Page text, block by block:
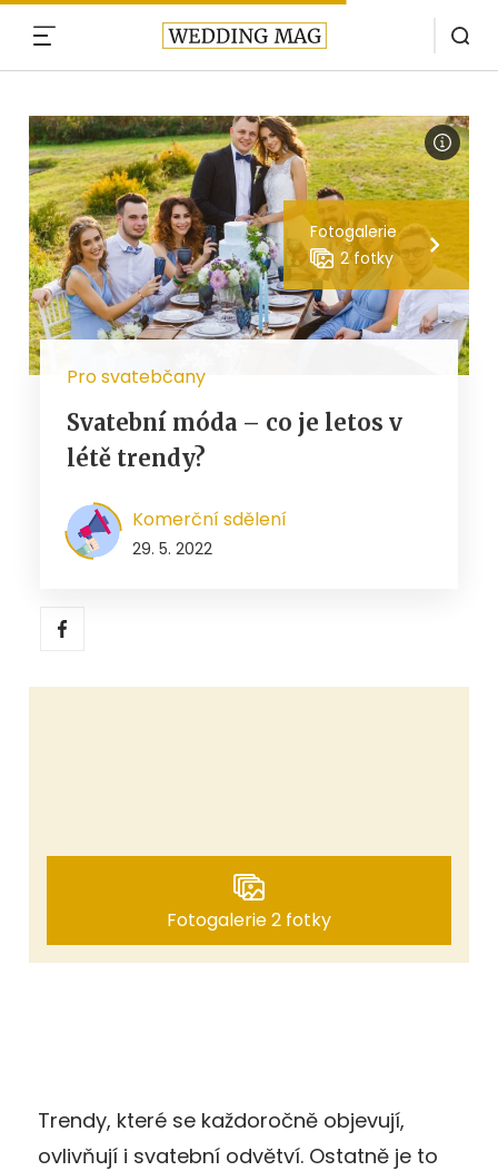
Fotogalerie
2 fotky
Pro svatebčany
Svatební móda – co je letos v
létě trendy?
Komerční sdělení
29. 5. 2022
Fotogalerie 2 fotky
Trendy, které se každoročně objevují,
ovlivňují i ​​svatební odvětví. Ostatně je to